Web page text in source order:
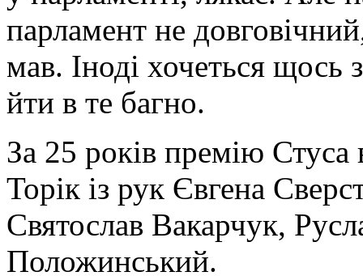
парламент не
мав. Іноді хочеться
йти в те багно.
За 25 років премію
Торік із рук Євгена
Святослав Вакарчук,
Положинський.